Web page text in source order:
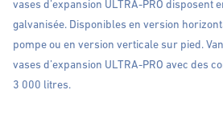
vases d’expansion ULTRA-PRO disposent
galvanisée. Disponibles en version
pompe ou en version verticale sur pied.
vases d’expansion ULTRA-PRO avec des
3 000 litres.